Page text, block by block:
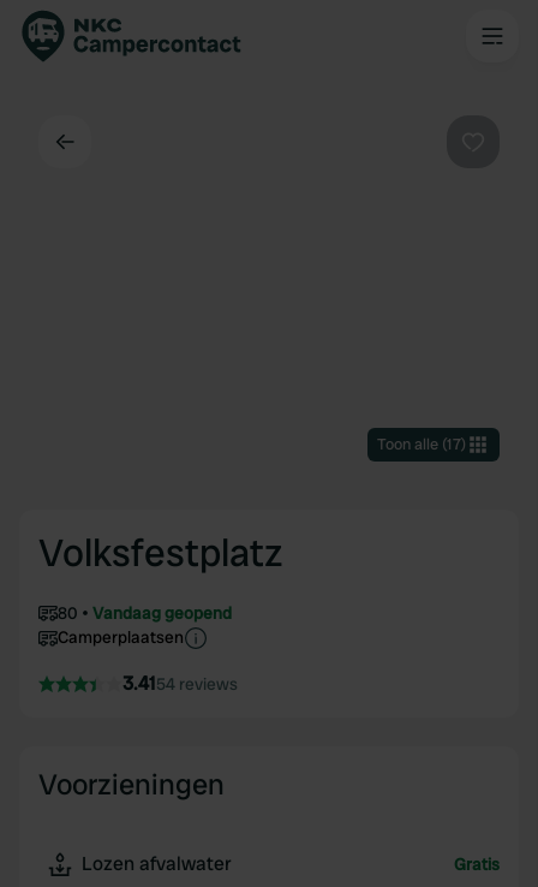
Toon alle(17)
Volksfestplatz
80
Vandaag geopend
Camperplaatsen
3.4154 reviews
Voorzieningen
Lozen afvalwater Gratis